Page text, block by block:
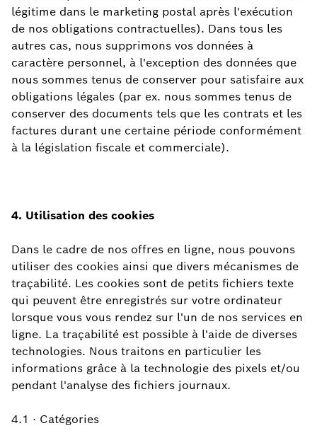
légitime dans le marketing postal après l'exécution
de nos obligations contractuelles). Dans tous les
autres cas, nous supprimons vos données à
caractère personnel, à l'exception des données que
nous sommes tenus de conserver pour satisfaire aux
obligations légales (par ex. nous sommes tenus de
conserver des documents tels que les contrats et les
factures durant une certaine période conformément
à la législation fiscale et commerciale).
4. Utilisation des cookies
Dans le cadre de nos offres en ligne, nous pouvons
utiliser des cookies ainsi que divers mécanismes de
traçabilité. Les cookies sont de petits fichiers texte
qui peuvent être enregistrés sur votre ordinateur
lorsque vous vous rendez sur l'un de nos services en
ligne. La traçabilité est possible à l'aide de diverses
technologies. Nous traitons en particulier les
informations grâce à la technologie des pixels et/ou
pendant l'analyse des fichiers journaux.
4.1 · Catégories